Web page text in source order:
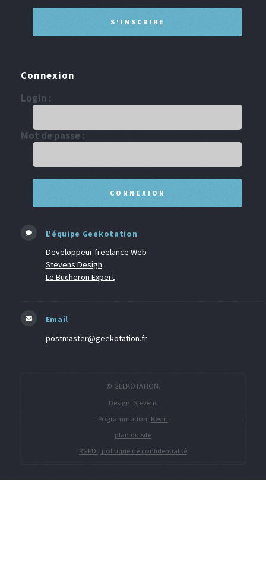
Connexion
Login :
Mot de passe :
L'équipe Geekotation
Developpeur freelance Web
Stevens Design
Le Bucheron Expert
Email
postmaster@geekotation.fr
© GEEKOTATION.
Design: Stevens
Pogrammation: Kevin
plan du site
RGPD | politique de confidentialité